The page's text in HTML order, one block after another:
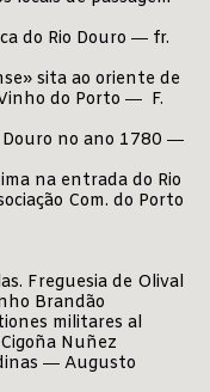
do Rio Douro ― fr.
sita ao oriente de
do Porto ― F.
Douro no ano 1780 ―
na entrada do Rio
Com. do Porto
Freguesia de Olival
Brandão
militares al
Nuñez
― Augusto